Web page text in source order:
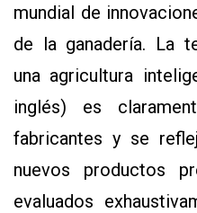
AYUDA
TÉRMINOS
Y
CONDICIONES
POLÍTICAS
DE
PRIVACIDAD
MAPA
mundial de
de la ganadería. La
una agricultura
inglés) es
fabricantes y se
nuevos productos
evaluados